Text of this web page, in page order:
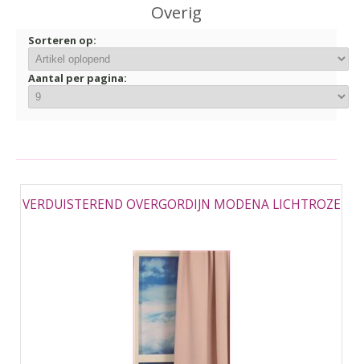
Overig
Sorteren op:
Aantal per pagina:
VERDUISTEREND OVERGORDIJN MODENA LICHTROZE